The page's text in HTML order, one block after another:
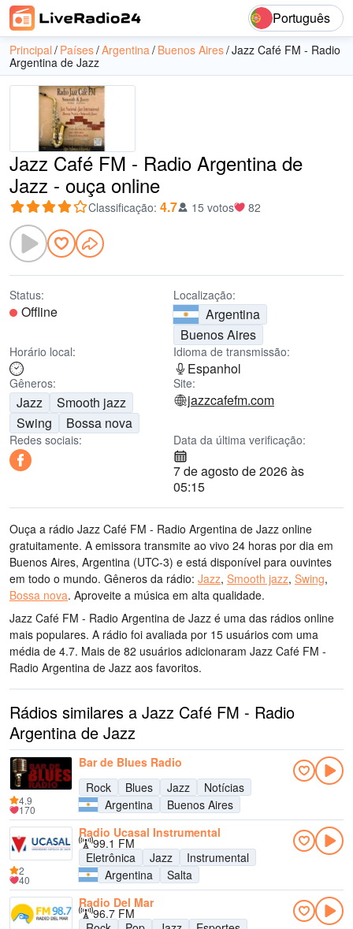
Português
Principal Países Argentina Buenos Aires Jazz Café FM - Radio
Argentina de Jazz
Jazz Café FM - Radio Argentina de
Jazz - ouça online
Classificação: 4.7 15 votos 82
Status:
Offline
Localização:
Argentina
Buenos Aires
Horário local: Idioma de transmissão:
Espanhol
Gêneros:
Jazz
Smooth jazz
Swing
Bossa nova
Site:
jazzcafefm.com
Redes sociais: Data da última verificação:
7 de agosto de 2026 às
05:15
Ouça a rádio Jazz Café FM - Radio Argentina de Jazz online
gratuitamente. A emissora transmite ao vivo 24 horas por dia em
Buenos Aires, Argentina (UTC-3) e está disponível para ouvintes
em todo o mundo. Gêneros da rádio: Jazz, Smooth jazz, Swing,
Bossa nova. Aproveite a música em alta qualidade.
Jazz Café FM - Radio Argentina de Jazz é uma das rádios online
mais populares. A rádio foi avaliada por 15 usuários com uma
média de 4.7. Mais de 82 usuários adicionaram Jazz Café FM -
Radio Argentina de Jazz aos favoritos.
Rádios similares a Jazz Café FM - Radio
Argentina de Jazz
Bar de Blues Radio
Rock
Blues Jazz
Notícias
Argentina
Buenos Aires
4.9
170
Radio Ucasal Instrumental
99.1 FM
Eletrônica
Jazz
Instrumental
Argentina
Salta
2
40
Radio Del Mar
96.7 FM